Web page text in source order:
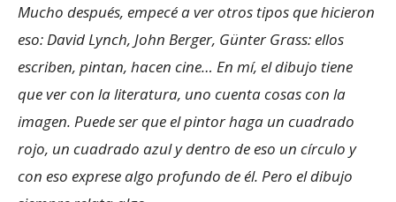
Mucho después, empecé a ver otros tipos que hicieron
eso: David Lynch, John Berger, Günter Grass: ellos
escriben, pintan, hacen cine… En mí, el dibujo tiene
que ver con la literatura, uno cuenta cosas con la
imagen. Puede ser que el pintor haga un cuadrado
rojo, un cuadrado azul y dentro de eso un círculo y
con eso exprese algo profundo de él. Pero el dibujo